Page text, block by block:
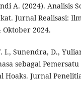
A. (2024). Analisis
Jurnal Realisasi:
Oktober 2024.
I., Sunendra, D.,
sebagai
Hoaks. Jurnal